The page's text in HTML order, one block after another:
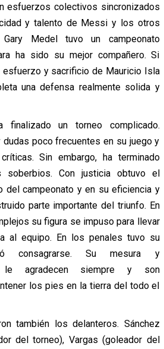
esfuerzos colectivos sincronizados
y talento de Messi y los otros
Gary Medel tuvo un campeonato
ha sido su mejor compañero. Si
esfuerzo y sacrificio de Mauricio Isla
una defensa realmente solida y
un torneo complicado.
poco frecuentes en su juego y
Sin embargo, ha terminado
soberbios. Con justicia obtuvo el
del campeonato y en su eficiencia y
parte importante del triunfo. En
su figura se impuso para llevar
al equipo. En los penales tuvo su
consagrarse. Su mesura y
le agradecen siempre y son
los pies en la tierra del todo el
también los delanteros. Sánchez
del torneo), Vargas (goleador del